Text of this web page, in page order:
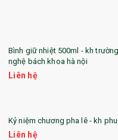
Bình giữ nhiệt 500ml - kh
nghệ bách khoa hà nội
Liên hệ
Kỷ niệm chương pha lê - kh
Liên hệ